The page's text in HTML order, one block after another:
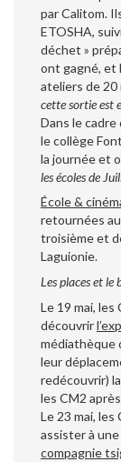
par Calitom.
ETOSHA,
déchet »
ont gagné, et
ateliers de
cette sortie est
Dans le cadre
le collège
la journée et
les écoles de
École &
retournées
troisième et
Laguionie.
Les places et le
Le 19 mai,
découvrir
médiathèque
leur
redécouvrir)
les CM2
Le 23 mai,
assister à
compagnie